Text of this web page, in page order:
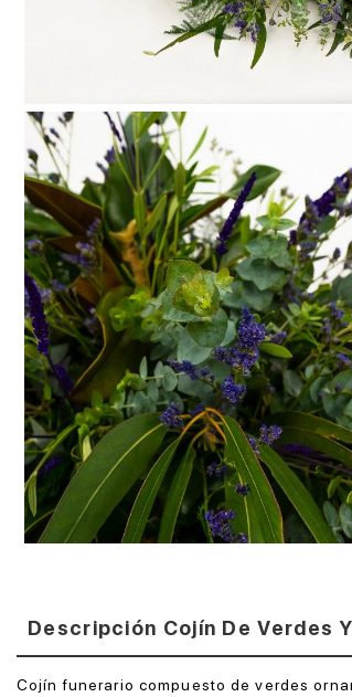
Descripción Cojín De Verdes
Cojín funerario compuesto de verdes